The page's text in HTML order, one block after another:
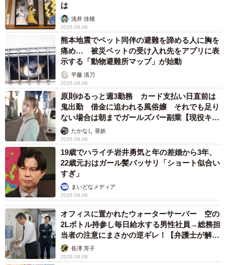
はないかと考えています。実際、保護されて安心できる環
境に移ると、驚くほどすぐに甘えん坊な一面を見せるよう
になりました。
「ただ、ありのままの自分を受け入れてくれる人をずっと
待っていただけだったんだと思います」
は
浅井 佳穂
2026.08.08
熊本地震でペット同伴の避難を諦める人に胸を
痛め… 被災ペットの受け入れ先をアプリに表
示する「動物避難所マップ」が始動
平藤 清刀
2026.08.08
原則ゆるっと週3勤務 カード支払い日直前は
鬼出勤 借金に追われる風俗嬢 それでも足り
ない場合は朝までガールズバー副業【現役キャ
ストに取材】
たかなし 亜妖
2026.08.08
19歳でハライチ岩井勇気と年の差婚から3年、
22歳元おはガール髪バッサリ「ショート似合い
すぎ」
まいどなメディア
2026.08.08
オフィスに置かれたウォーターサーバー 空の
2Lボトル持参し毎日給水する男性社員→総務担
当者の注意にまさかの逆ギレ！【弁護士が解
説】長澤 芳子
2026.08.08